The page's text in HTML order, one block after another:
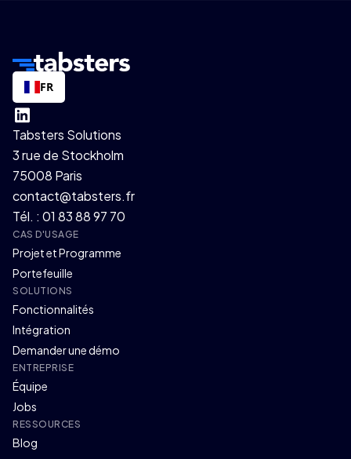
FR
Tabsters Solutions
3 rue de Stockholm
75008 Paris
contact@tabsters.fr
Tél. : 01 83 88 97 70
CAS D'USAGE
Projet et Programme
Portefeuille
SOLUTIONS
Fonctionnalités
Intégration
Demander une démo
ENTREPRISE
Équipe
Jobs
RESSOURCES
Blog